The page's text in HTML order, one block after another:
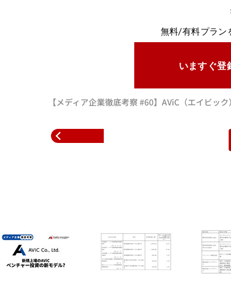
無料/有料プラン
いますぐ登
【メディア企業徹底考察 #60】AViC（エイビッ